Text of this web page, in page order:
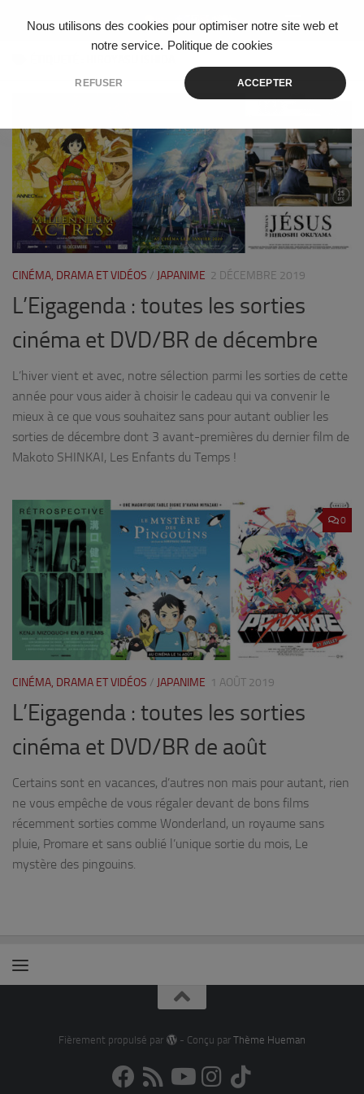
Nous utilisons des cookies pour optimiser notre site web et
notre service. Politique de cookies
REFUSER ACCEPTER
Skip to content
CINÉMA, DRAMA ET VIDÉOS / JAPANIME 2 DÉCEMBRE 2019
L’Eigagenda : toutes les sorties
cinéma et DVD/BR de décembre
L’hiver vient et avec, notre sélection parmi les sorties de cette
année pour vous aider à choisir le cadeau qui va convenir le
mieux à ce que vous souhaitez sans pour autant oublier les
sorties de décembre dont 3 avant-premières du dernier film de
Makoto SHINKAI, Les Enfants du Temps !
0
CINÉMA, DRAMA ET VIDÉOS / JAPANIME 1 AOÛT 2019
L’Eigagenda : toutes les sorties
cinéma et DVD/BR de août
Certains sont en vacances, d’autres non mais pour autant, rien
ne vous empêche de vous régaler devant de bons films
récemment sorties comme Wonderland, un royaume sans
pluie, Promare et sans oublié l’unique sortie du mois, Le
mystère des pingouins.
Fièrement propulsé par - Conçu par Thème Hueman